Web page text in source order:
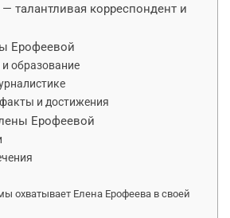
талантливая корреспондент и
Ерофеевой
образование
и достижения
Ерофеевой
охватывает Елена Ерофеева в своей